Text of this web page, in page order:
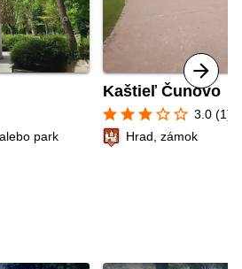
park
Kaštieľ Čunovo
star star star star_border star_border 3.0 (1)
Hrad, zámok